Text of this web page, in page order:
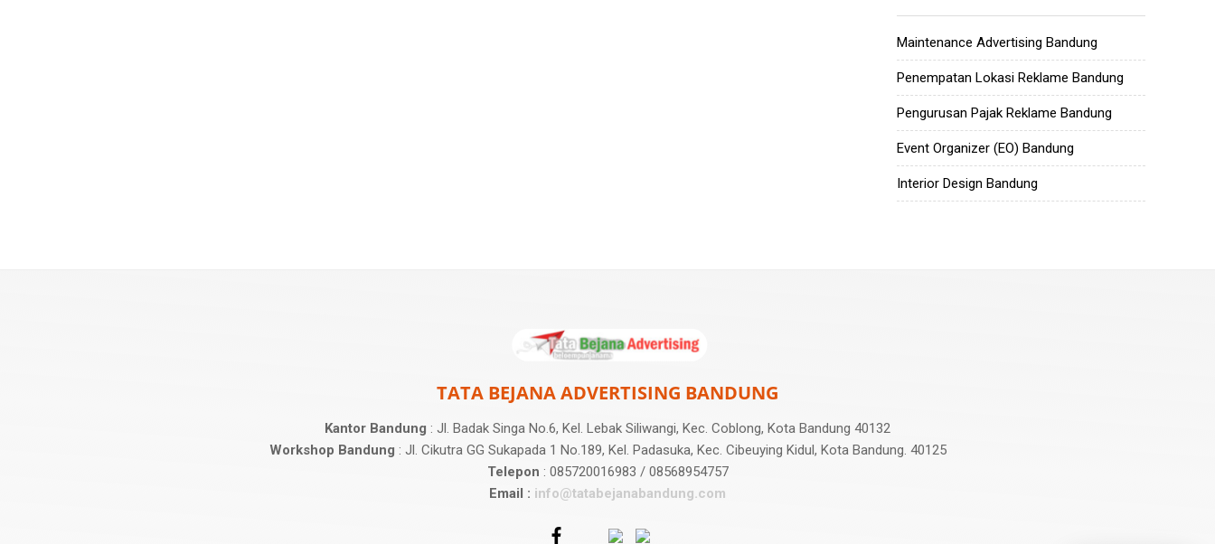
Maintenance Advertising Bandung
Penempatan Lokasi Reklame Bandung
Pengurusan Pajak Reklame Bandung
Event Organizer (EO) Bandung
Interior Design Bandung
TATA BEJANA ADVERTISING BANDUNG
Kantor Bandung : Jl. Badak Singa No.6, Kel. Lebak Siliwangi, Kec. Coblong, Kota Bandung 40132
Workshop Bandung : Jl. Cikutra GG Sukapada 1 No.189, Kel. Padasuka, Kec. Cibeuying Kidul, Kota Bandung. 40125
Telepon : 085720016983 / 08568954757
Email : info@tatabejanabandung.com